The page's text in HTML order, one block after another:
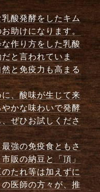
酸発酵をしたキム
助けになります。
作り方をした乳酸
と言われていま
と免疫力も高まる
、酸味が生じて来
かな味わいで発酵
ぜひお試しくださ
強の免疫食ともさ
販の納豆と「頂」
たれ等は加えずに
医師の方々が、推